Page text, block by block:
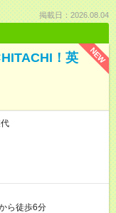
掲載日：2026.08.04
NEW
！英
ら徒歩6分